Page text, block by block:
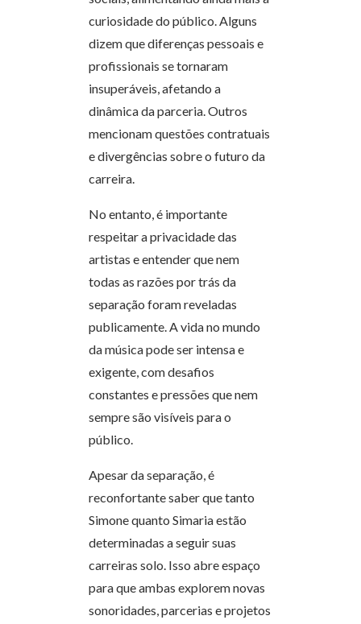
curiosidade do público. Alguns
dizem que diferenças pessoais e
profissionais se tornaram
insuperáveis, afetando a
dinâmica da parceria. Outros
mencionam questões contratuais
e divergências sobre o futuro da
carreira.
No entanto, é importante
respeitar a privacidade das
artistas e entender que nem
todas as razões por trás da
separação foram reveladas
publicamente. A vida no mundo
da música pode ser intensa e
exigente, com desafios
constantes e pressões que nem
sempre são visíveis para o
público.
Apesar da separação, é
reconfortante saber que tanto
Simone quanto Simaria estão
determinadas a seguir suas
carreiras solo. Isso abre espaço
para que ambas explorem novas
sonoridades, parcerias e projetos